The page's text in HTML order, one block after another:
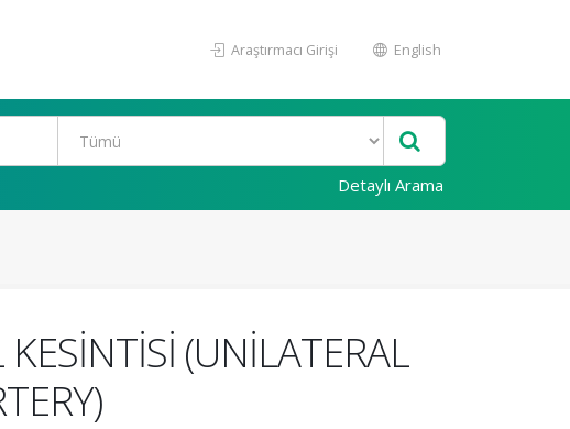
Araştırmacı Girişi English
Detaylı Arama
(UNİLATERAL